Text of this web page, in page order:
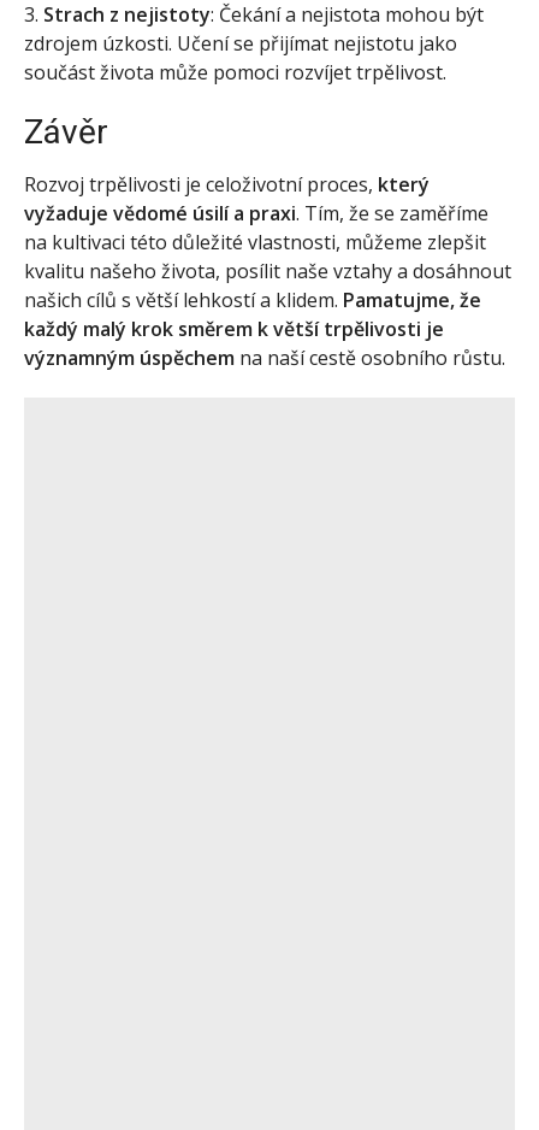
3. Strach z nejistoty: Čekání a nejistota mohou být
zdrojem úzkosti. Učení se přijímat nejistotu jako
součást života může pomoci rozvíjet trpělivost.
Závěr
Rozvoj trpělivosti je celoživotní proces, který
vyžaduje vědomé úsilí a praxi. Tím, že se zaměříme
na kultivaci této důležité vlastnosti, můžeme zlepšit
kvalitu našeho života, posílit naše vztahy a dosáhnout
našich cílů s větší lehkostí a klidem. Pamatujme, že
každý malý krok směrem k větší trpělivosti je
významným úspěchem na naší cestě osobního růstu.